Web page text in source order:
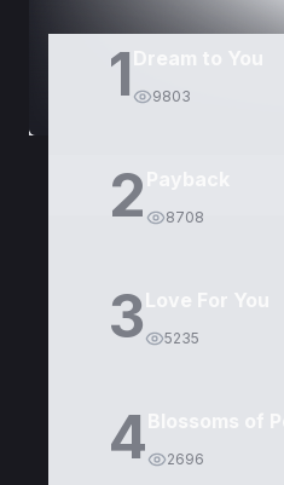
1 9803
2 8708
3 5235
4 2696